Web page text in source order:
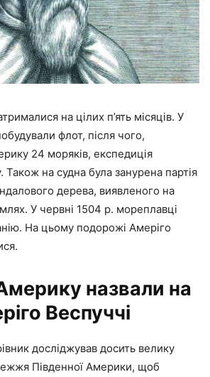
на цілих п’ять місяців. У
флот, після чого,
24 моряків, експедиція
на судна була занурена партія
дерева, виявленого на
У червні 1504 р. мореплавці
На цьому подорожі Амеріго
назвали на
Веспуччі
досліджував досить велику
Південної Америки, щоб